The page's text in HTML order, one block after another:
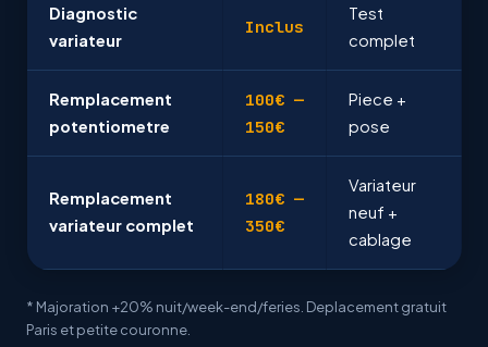
Diagnostic
variateur
Inclus
Test
complet
Remplacement
potentiometre
100€ —
150€
Piece +
pose
Remplacement
variateur complet
180€ —
350€
Variateur
neuf +
cablage
* Majoration +20% nuit/week-end/feries. Deplacement gratuit
Paris et petite couronne.